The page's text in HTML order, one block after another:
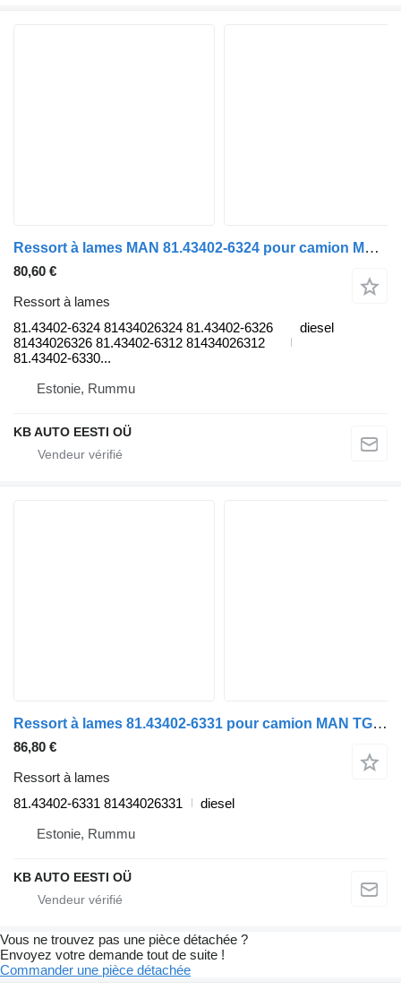
Ressort à lames MAN 81.43402-6324 pour camion MAN TGL, TGM, TGS, TGX (2005-2021)
80,60 €
Ressort à lames
81.43402-6324 81434026324 81.43402-6326
81434026326 81.43402-6312 81434026312
81.43402-6330...
diesel
Estonie, Rummu
KB AUTO EESTI OÜ
Ressort à lames 81.43402-6331 pour camion MAN TGL, TGM, TGS, TGX (2005-2021)
86,80 €
Ressort à lames
81.43402-6331 81434026331
diesel
Estonie, Rummu
KB AUTO EESTI OÜ
Vous ne trouvez pas une pièce détachée ?
Envoyez votre demande tout de suite !
Commander une pièce détachée